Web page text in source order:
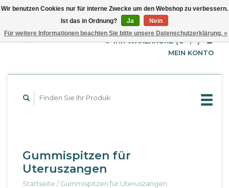
EUR
GBP
USD
English
Français
IHR WARENKORB (€--,--)
MEIN KONTO
Gummispitzen für
Uteruszangen
Startseite /Gummispitzen für Uteruszangen
Wir benutzen Cookies nur für interne Zwecke um den Webshop zu verbessern.
Ist das in Ordnung?
Ja
Nein
Für weitere Informationen beachten Sie bitte unsere Datenschutzerklärung. »